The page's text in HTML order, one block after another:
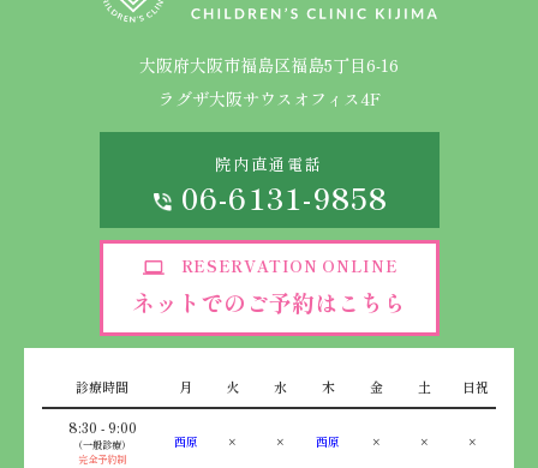
大阪府大阪市福島区福島5丁目6-16
ラグザ大阪サウスオフィス4F
院内直通電話
06-6131-9858
RESERVATION ONLINE
ネットでのご予約はこちら
診療時間 月 火 水 木 金 土 日祝
8:30 - 9:00
（一般診療）
完全予約制
西原 × × 西原 × × ×